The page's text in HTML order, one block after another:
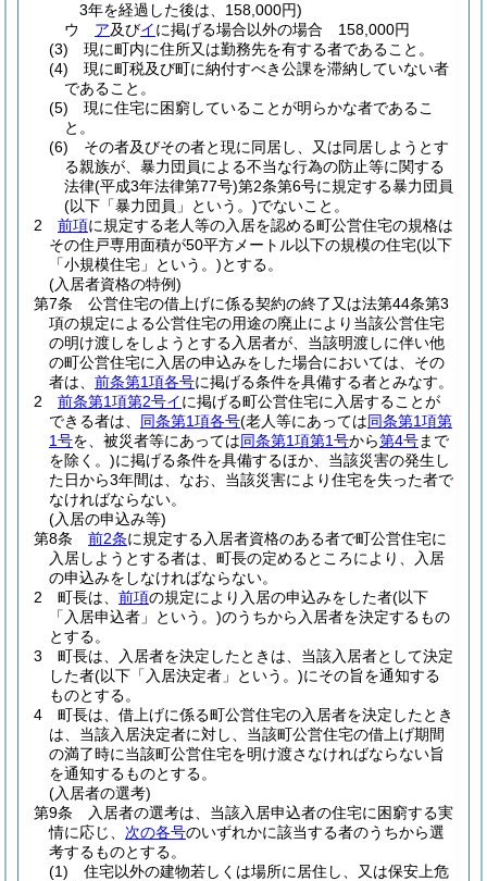
3年を経過した後は、158,000円)
ウ
ア及びイに掲げる場合以外の場合 158,000円
(3)
現に町内に住所又は勤務先を有する者であること。
(4)
現に町税及び町に納付すべき公課を滞納していない者
であること。
(5)
現に住宅に困窮していることが明らかな者であるこ
と。
(6)
その者及びその者と現に同居し、又は同居しようとす
る親族が、暴力団員による不当な行為の防止等に関する
法律(平成3年法律第77号)第2条第6号に規定する暴力団員
(以下「暴力団員」という。)でないこと。
2
前項に規定する老人等の入居を認める町公営住宅の規格は
その住戸専用面積が50平方メートル以下の規模の住宅(以下
「小規模住宅」という。)とする。
(入居者資格の特例)
第7条
公営住宅の借上げに係る契約の終了又は法第44条第3
項の規定による公営住宅の用途の廃止により当該公営住宅
の明け渡しをしようとする入居者が、当該明渡しに伴い他
の町公営住宅に入居の申込みをした場合においては、その
者は、 前条第1項各号に掲げる条件を具備する者とみなす。
2
前条第1項第2号イに掲げる町公営住宅に入居することが
できる者は、 同条第1項各号(老人等にあっては同条第1項第
1号を、被災者等にあっては同条第1項第1号から第4号まで
を除く。)に掲げる条件を具備するほか、当該災害の発生し
た日から3年間は、なお、当該災害により住宅を失った者で
なければならない。
(入居の申込み等)
第8条
前2条に規定する入居者資格のある者で町公営住宅に
入居しようとする者は、町長の定めるところにより、入居
の申込みをしなければならない。
2
町長は、 前項の規定により入居の申込みをした者(以下
「入居申込者」という。)のうちから入居者を決定するもの
とする。
3
町長は、入居者を決定したときは、当該入居者として決定
した者(以下「入居決定者」という。)にその旨を通知する
ものとする。
4
町長は、借上げに係る町公営住宅の入居者を決定したとき
は、当該入居決定者に対し、当該町公営住宅の借上げ期間
の満了時に当該町公営住宅を明け渡さなければならない旨
を通知するものとする。
(入居者の選考)
第9条
入居者の選考は、当該入居申込者の住宅に困窮する実
情に応じ、 次の各号のいずれかに該当する者のうちから選
考するものとする。
(1)
住宅以外の建物若しくは場所に居住し、又は保安上危